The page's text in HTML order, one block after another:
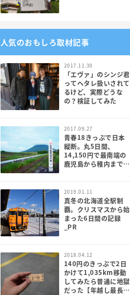
人気のおもしろ取材記事
2017.11.30
「エヴァ」のシンジ君
ってヘタレ扱いされて
るけど、実際どうな
の？検証してみた
2017.09.27
青春18きっぷで日本
縦断。丸5日間、
14,150円で最南端の
鹿児島から稚内まで行
2019.01.11
真冬の北海道全駅制
覇。クリスマスから始
まった6日間の記録
_PR
2018.04.12
140円のきっぷで2日
かけて1,035km移動
してみたら普通に地獄
だった【年越し最長大